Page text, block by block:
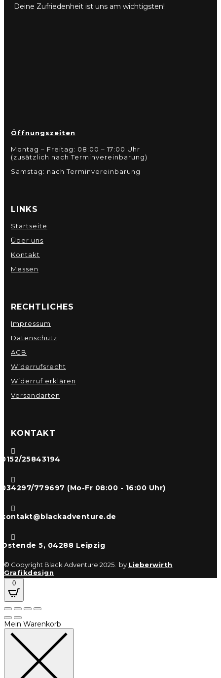
Deine Zufriedenheit ist uns am wichtigsten!
Öffnungszeiten
Montag – Freitag: 08:00 – 17:00 Uhr
(zusätzlich nach Terminvereinbarung)
Samstag: nach Terminvereinbarung
LINKS
Startseite
Über uns
Kontakt
Messen
RECHTLICHES
Impressum
Datenschutz
AGB
Widerrufsrecht
Widerruf erklären
Versandarten
KONTAKT

0152/25843194

034297/779697 (Mo-Fr 08:00 - 16:00 Uhr)

kontakt@blackadventure.de

Ostende 5, 04288 Leipzig
© Copyright Black Adventure 2025. by Lieberwirth
Grafikdesign
0
Mein Warenkorb